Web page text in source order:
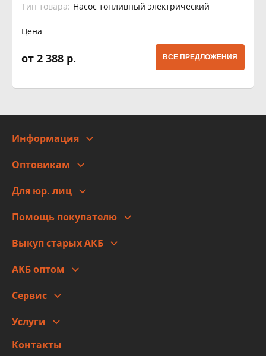
Тип товара: Насос топливный электрический
Цена
от 2 388 р. ВСЕ ПРЕДЛОЖЕНИЯ
Информация
Адреса
Новости
Правовая информация
Оптовикам
Для юр. лиц
Помощь покупателю
Оплата
Гарантии и возврат
Выкуп старых АКБ
АКБ оптом
Сервис
Заправка кондиционера авто
Детейлинг
Услуги
высокого давления
Контакты